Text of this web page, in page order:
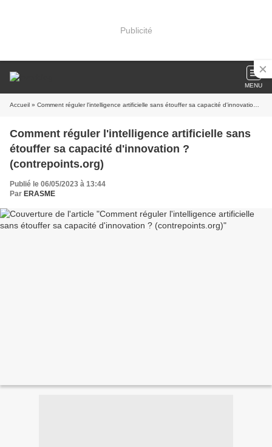
Publicité
MENU
Accueil » Comment réguler l'intelligence artificielle sans étouffer sa capacité d'innovation ? (contrepoints.org)
Comment réguler l'intelligence artificielle sans
étouffer sa capacité d'innovation ?
(contrepoints.org)
Publié le 06/05/2023 à 13:44
Par ERASME